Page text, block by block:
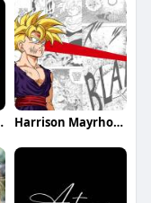
Harrison Mayrhofer